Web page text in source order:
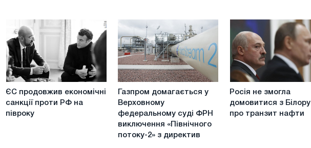
ЄС
продовжив
економічні
санкції
ЄС продовжив економічні
санкції проти РФ на
півроку
Газпром
домагається
у
Верховному
федеральному
Газпром домагається у
Верховному
федеральному суді ФРН
виключення «Північного
потоку-2» з директив
Росія
змогла
домовитися
Росія не змогла
домовитися з
про транзит нафти